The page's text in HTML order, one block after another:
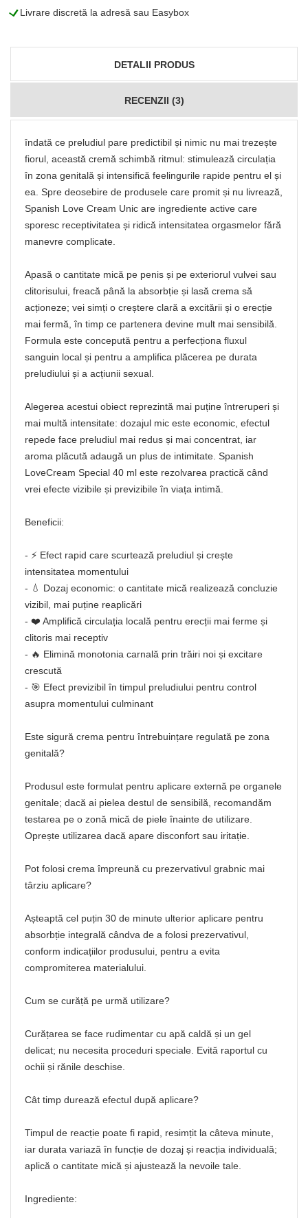
LLivrare discretă la adresă sau Easybox
DETALII PRODUS
RECENZII (3)
îndată ce preludiul pare predictibil și nimic nu mai trezește
fiorul, această cremă schimbă ritmul: stimulează circulația
în zona genitală și intensifică feelingurile rapide pentru el și
ea. Spre deosebire de produsele care promit și nu livrează,
Spanish Love Cream Unic are ingrediente active care
sporesc receptivitatea și ridică intensitatea orgasmelor fără
manevre complicate.
Apasă o cantitate mică pe penis și pe exteriorul vulvei sau
clitorisului, freacă până la absorbție și lasă crema să
acționeze; vei simți o creștere clară a excitării și o erecție
mai fermă, în timp ce partenera devine mult mai sensibilă.
Formula este concepută pentru a perfecționa fluxul
sanguin local și pentru a amplifica plăcerea pe durata
preludiului și a acțiunii sexual.
Alegerea acestui obiect reprezintă mai puține întreruperi și
mai multă intensitate: dozajul mic este economic, efectul
repede face preludiul mai redus și mai concentrat, iar
aroma plăcută adaugă un plus de intimitate. Spanish
LoveCream Special 40 ml este rezolvarea practică când
vrei efecte vizibile și previzibile în viața intimă.
Beneficii:
- ⚡ Efect rapid care scurtează preludiul și crește
intensitatea momentului
- 💧 Dozaj economic: o cantitate mică realizează concluzie
vizibil, mai puține reaplicări
- ❤️ Amplifică circulația locală pentru erecții mai ferme și
clitoris mai receptiv
- 🔥 Elimină monotonia carnală prin trăiri noi și excitare
crescută
- 🎯 Efect previzibil în timpul preludiului pentru control
asupra momentului culminant
Este sigură crema pentru întrebuințare regulată pe zona
genitală?
Produsul este formulat pentru aplicare externă pe organele
genitale; dacă ai pielea destul de sensibilă, recomandăm
testarea pe o zonă mică de piele înainte de utilizare.
Oprește utilizarea dacă apare disconfort sau iritație.
Pot folosi crema împreună cu prezervativul grabnic mai
târziu aplicare?
Așteaptă cel puțin 30 de minute ulterior aplicare pentru
absorbție integrală cândva de a folosi prezervativul,
conform indicațiilor produsului, pentru a evita
compromiterea materialului.
Cum se curăță pe urmă utilizare?
Curățarea se face rudimentar cu apă caldă și un gel
delicat; nu necesita proceduri speciale. Evită raportul cu
ochii și rănile deschise.
Cât timp durează efectul după aplicare?
Timpul de reacție poate fi rapid, resimțit la câteva minute,
iar durata variază în funcție de dozaj și reacția individuală;
aplică o cantitate mică și ajustează la nevoile tale.
Ingrediente: